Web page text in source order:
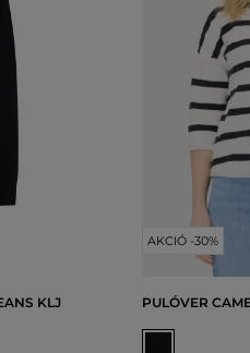
KLJ
AKCIÓ -30%
PULÓVER